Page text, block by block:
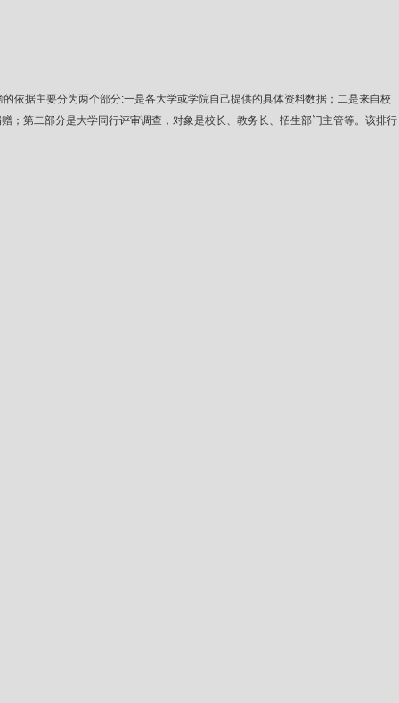
依据主要分为两个部分:一是各大学或学院自己提供的具体资料数据；二是来自校
；第二部分是大学同行评审调查，对象是校长、教务长、招生部门主管等。该排行